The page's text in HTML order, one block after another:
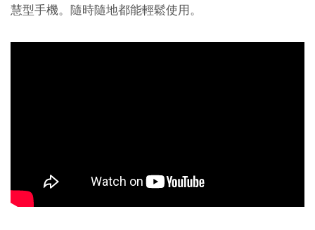
慧型手機。隨時隨地都能輕鬆使用。